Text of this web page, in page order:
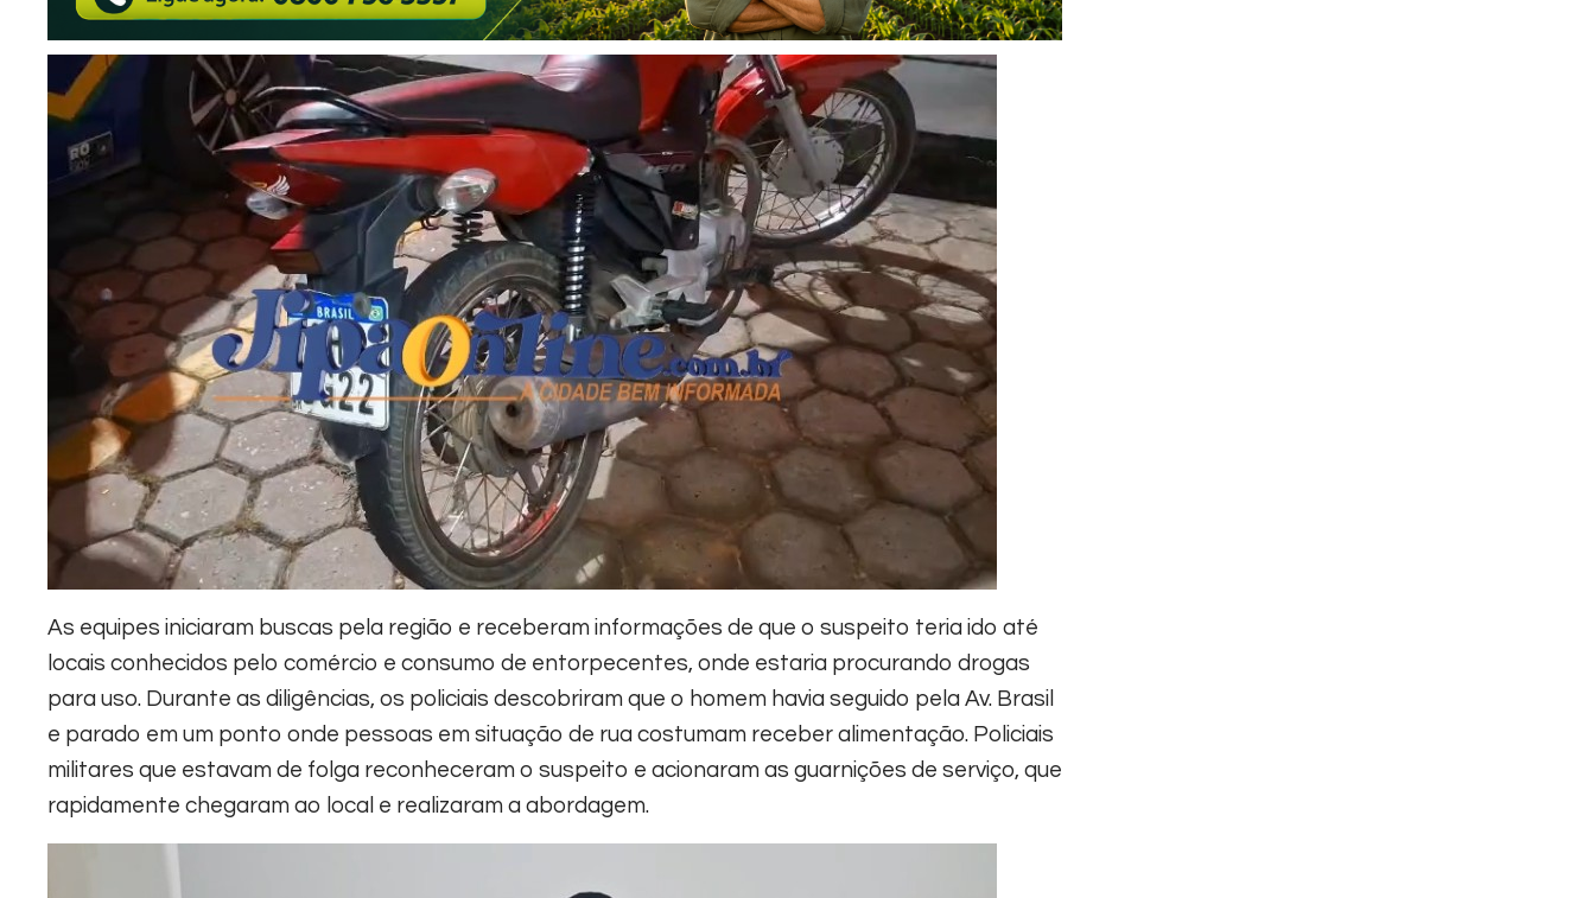
As equipes iniciaram buscas pela região e receberam informações de que o suspeito teria ido até
locais conhecidos pelo comércio e consumo de entorpecentes, onde estaria procurando drogas
para uso. Durante as diligências, os policiais descobriram que o homem havia seguido pela Av. Brasil
e parado em um ponto onde pessoas em situação de rua costumam receber alimentação. Policiais
militares que estavam de folga reconheceram o suspeito e acionaram as guarnições de serviço, que
rapidamente chegaram ao local e realizaram a abordagem.